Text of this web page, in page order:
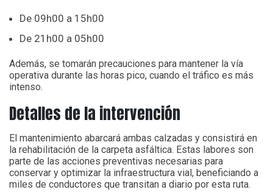
De 09h00 a 15h00
De 21h00 a 05h00
Además, se tomarán precauciones para mantener la vía
operativa durante las horas pico, cuando el tráfico es más
intenso.
Detalles de la intervención
El mantenimiento abarcará ambas calzadas y consistirá en
la rehabilitación de la carpeta asfáltica. Estas labores son
parte de las acciones preventivas necesarias para
conservar y optimizar la infraestructura vial, beneficiando a
miles de conductores que transitan a diario por esta ruta.